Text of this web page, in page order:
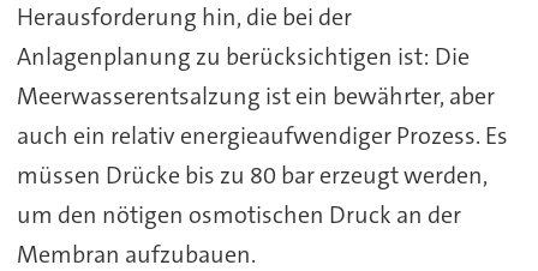
Herausforderung hin, die bei der
Anlagenplanung zu berücksichtigen ist: Die
Meerwasserentsalzung ist ein bewährter, aber
auch ein relativ energieaufwendiger Prozess. Es
müssen Drücke bis zu 80 bar erzeugt werden,
um den nötigen osmotischen Druck an der
Membran aufzubauen.